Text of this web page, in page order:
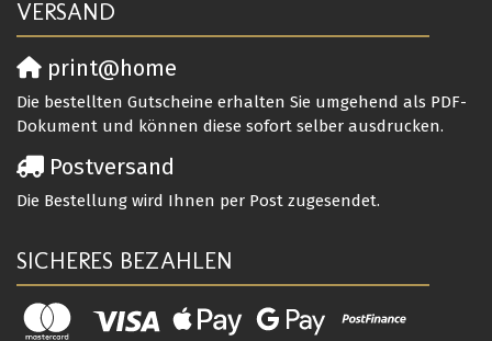
VERSAND
print@home
Die bestellten Gutscheine erhalten Sie umgehend als PDF-
Dokument und können diese sofort selber ausdrucken.
Postversand
Die Bestellung wird Ihnen per Post zugesendet.
SICHERES BEZAHLEN